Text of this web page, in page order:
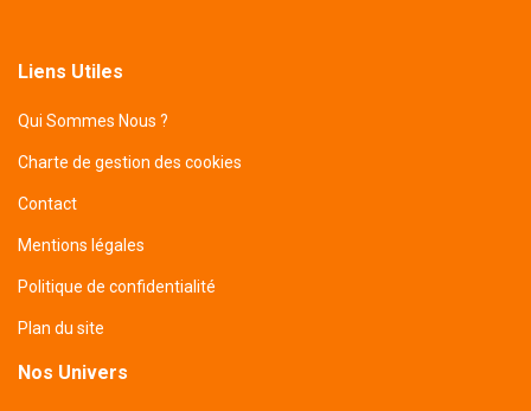
Liens Utiles
Qui Sommes Nous ?
Charte de gestion des cookies
Contact
Mentions légales
Politique de confidentialité
Plan du site
Nos Univers